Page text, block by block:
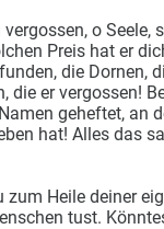
o Seele,
Preis hat er
die Dornen,
er vergossen!
geheftet, an
hat! Alles das
Heile deiner
tust.